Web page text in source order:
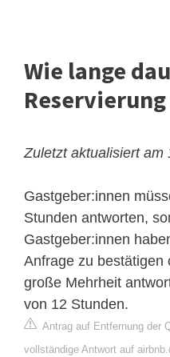
Wie lange
Zuletzt aktualisiert am
Gastgeber:innen
Stunden antworten,
Gastgeber:innen
Anfrage zu bestätigen
große Mehrheit
von 12 Stunden.
Antrag auf Entfernung der
vollständige Antwort auf